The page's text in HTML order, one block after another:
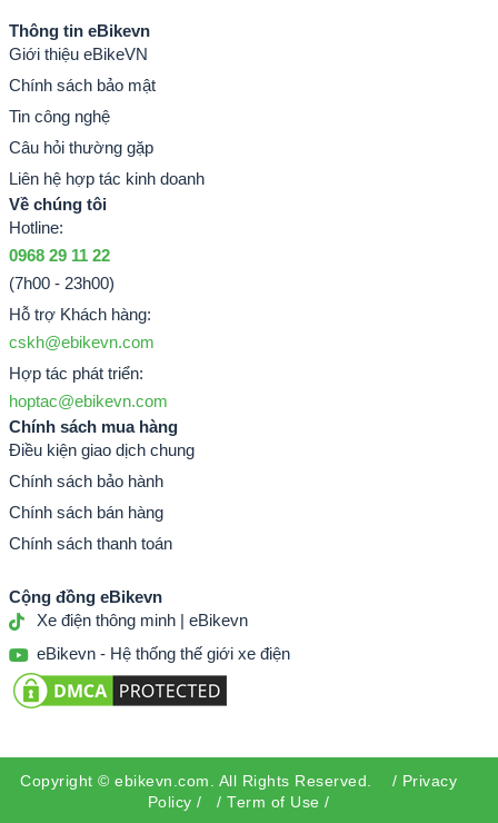
Thông tin eBikevn
Giới thiệu eBikeVN
Chính sách bảo mật
Tin công nghệ
Câu hỏi thường gặp
Liên hệ hợp tác kinh doanh
Về chúng tôi
Hotline:
0968 29 11 22
(7h00 - 23h00)
Hỗ trợ Khách hàng:
cskh@ebikevn.com
Hợp tác phát triển:
hoptac@ebikevn.com
Chính sách mua hàng
Điều kiện giao dịch chung
Chính sách bảo hành
Chính sách bán hàng
Chính sách thanh toán
Cộng đồng eBikevn
Xe điện thông minh | eBikevn
eBikevn - Hệ thống thế giới xe điện
Copyright © ebikevn.com . All Rights Reserved. / Privacy
Policy / / Term of Use /